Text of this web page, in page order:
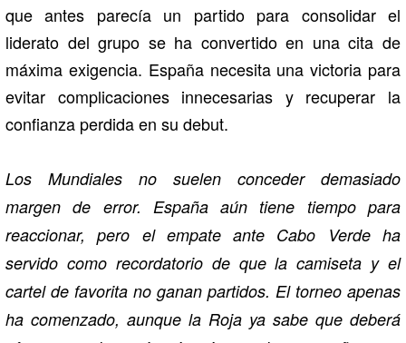
que antes parecía un partido para consolidar el
liderato del grupo se ha convertido en una cita de
máxima exigencia. España necesita una victoria para
evitar complicaciones innecesarias y recuperar la
confianza perdida en su debut.
Los Mundiales no suelen conceder demasiado
margen de error. España aún tiene tiempo para
reaccionar, pero el empate ante Cabo Verde ha
servido como recordatorio de que la camiseta y el
cartel de favorita no ganan partidos. El torneo apenas
ha comenzado, aunque la Roja ya sabe que deberá